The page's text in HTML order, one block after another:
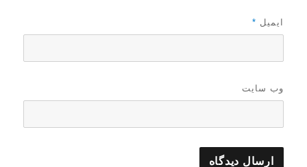
ایمیل *
وب‌ سایت